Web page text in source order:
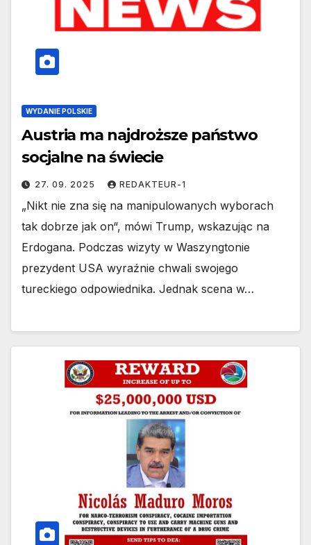
WYDANIE POLSKIE
Austria ma najdroższe państwo
socjalne na świecie
27. 09. 2025 REDAKTEUR-1
„Nikt nie zna się na manipulowanych wyborach
tak dobrze jak on“, mówi Trump, wskazując na
Erdogana. Podczas wizyty w Waszyngtonie
prezydent USA wyraźnie chwali swojego
tureckiego odpowiednika. Jednak scena w…